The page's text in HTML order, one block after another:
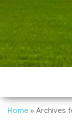
Home » Archives